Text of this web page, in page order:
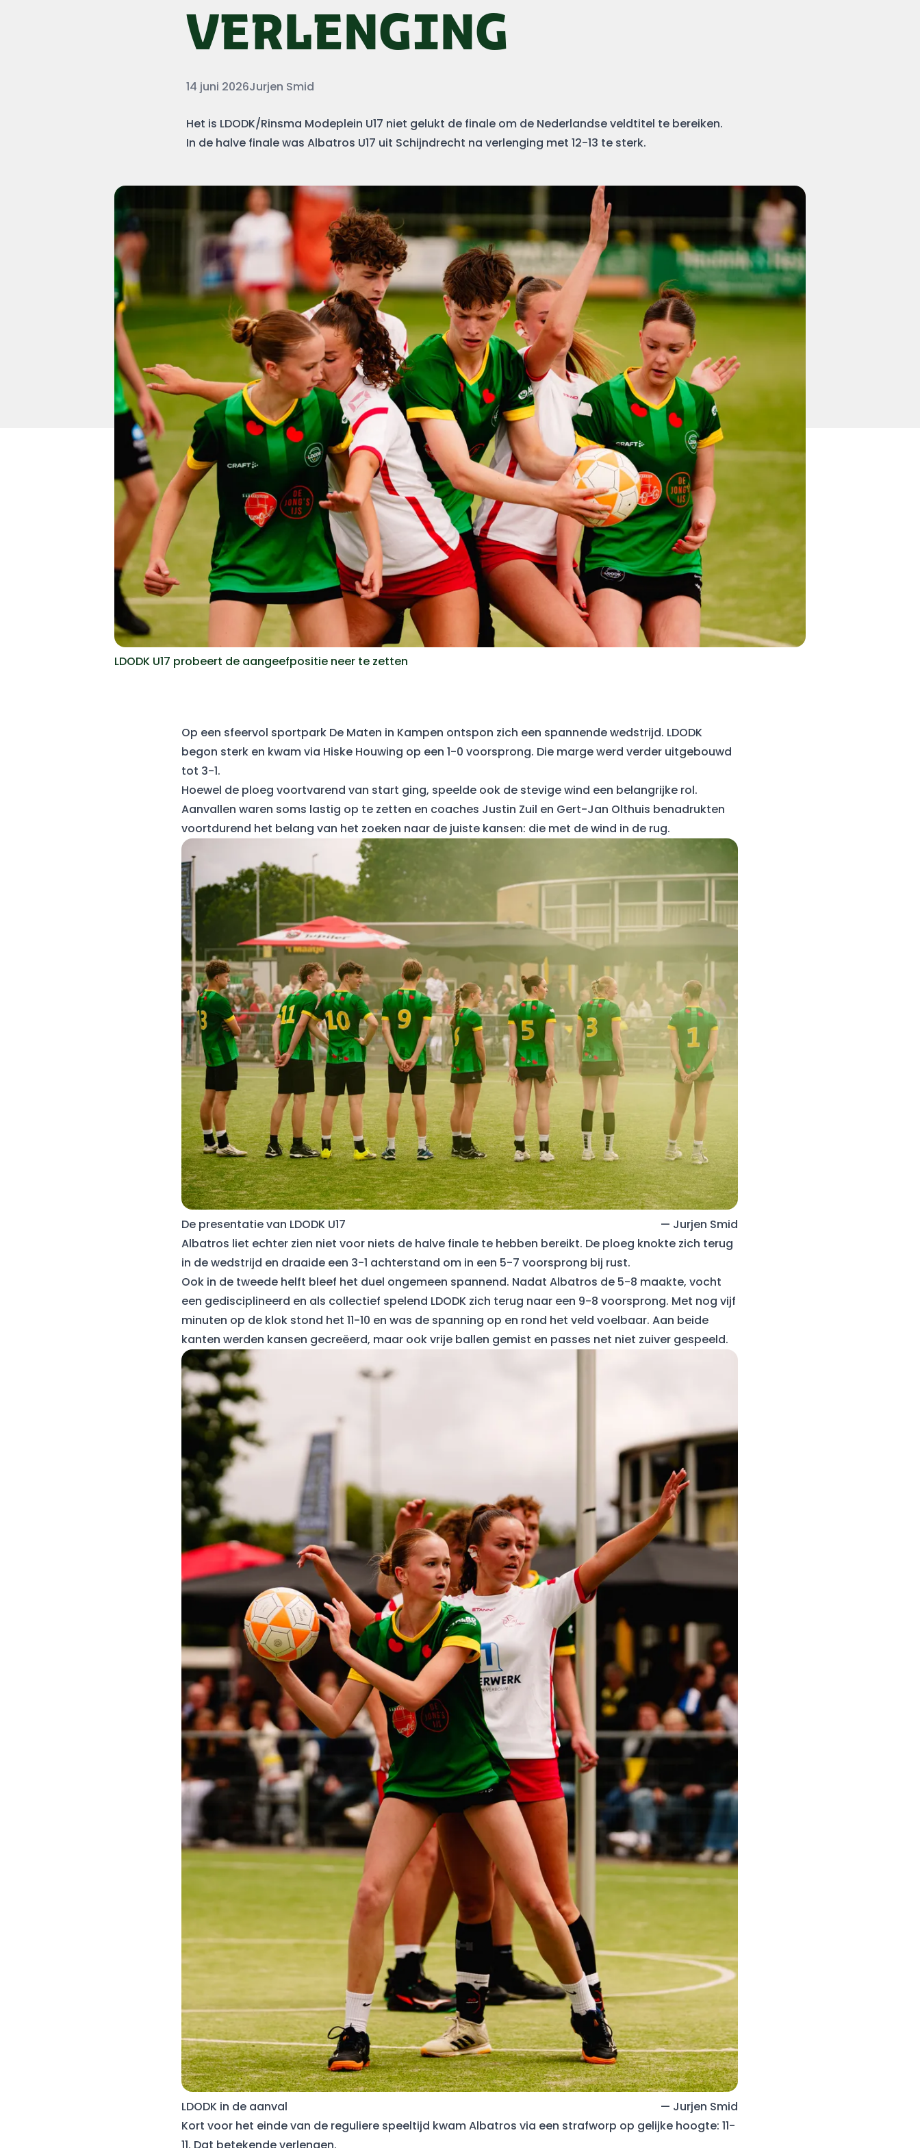
VERLENGING
Datum
14 juni 2026Auteur
Jurjen Smid
Het is LDODK/Rinsma Modeplein U17 niet gelukt de finale om de Nederlandse veldtitel te bereiken.
In de halve finale was Albatros U17 uit Schijndrecht na verlenging met 12-13 te sterk.
LDODK U17 probeert de aangeefpositie neer te zetten
Op een sfeervol sportpark De Maten in Kampen ontspon zich een spannende wedstrijd. LDODK
begon sterk en kwam via Hiske Houwing op een 1-0 voorsprong. Die marge werd verder uitgebouwd
tot 3-1.
Hoewel de ploeg voortvarend van start ging, speelde ook de stevige wind een belangrijke rol.
Aanvallen waren soms lastig op te zetten en coaches Justin Zuil en Gert-Jan Olthuis benadrukten
voortdurend het belang van het zoeken naar de juiste kansen: die met de wind in de rug.
De presentatie van LDODK U17
— Jurjen Smid
Albatros liet echter zien niet voor niets de halve finale te hebben bereikt. De ploeg knokte zich terug
in de wedstrijd en draaide een 3-1 achterstand om in een 5-7 voorsprong bij rust.
Ook in de tweede helft bleef het duel ongemeen spannend. Nadat Albatros de 5-8 maakte, vocht
een gedisciplineerd en als collectief spelend LDODK zich terug naar een 9-8 voorsprong. Met nog vijf
minuten op de klok stond het 11-10 en was de spanning op en rond het veld voelbaar. Aan beide
kanten werden kansen gecreëerd, maar ook vrije ballen gemist en passes net niet zuiver gespeeld.
LDODK in de aanval
— Jurjen Smid
Kort voor het einde van de reguliere speeltijd kwam Albatros via een strafworp op gelijke hoogte: 11-